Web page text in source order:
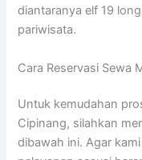
diantaranya elf 19
pariwisata.
Cara Reservasi Sewa
Untuk kemudahan
Cipinang, silahkan
dibawah ini. Agar